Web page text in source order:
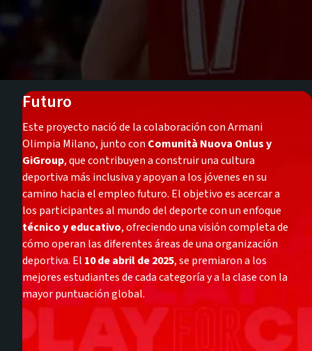
Futuro
Este proyecto nació de la colaboración con Armani
Olimpia Milano, junto con Comunità Nuova Onlus y
GiGroup, que contribuyen a construir una cultura
deportiva más inclusiva y apoyan a los jóvenes en su
camino hacia el empleo futuro. El objetivo es acercar a
los participantes al mundo del deporte con un enfoque
técnico y educativo, ofreciendo una visión completa de
cómo operan las diferentes áreas de una organización
deportiva. El 10 de abril de 2025, se premiaron a los
mejores estudiantes de cada categoría y a la clase con la
mayor puntuación global.